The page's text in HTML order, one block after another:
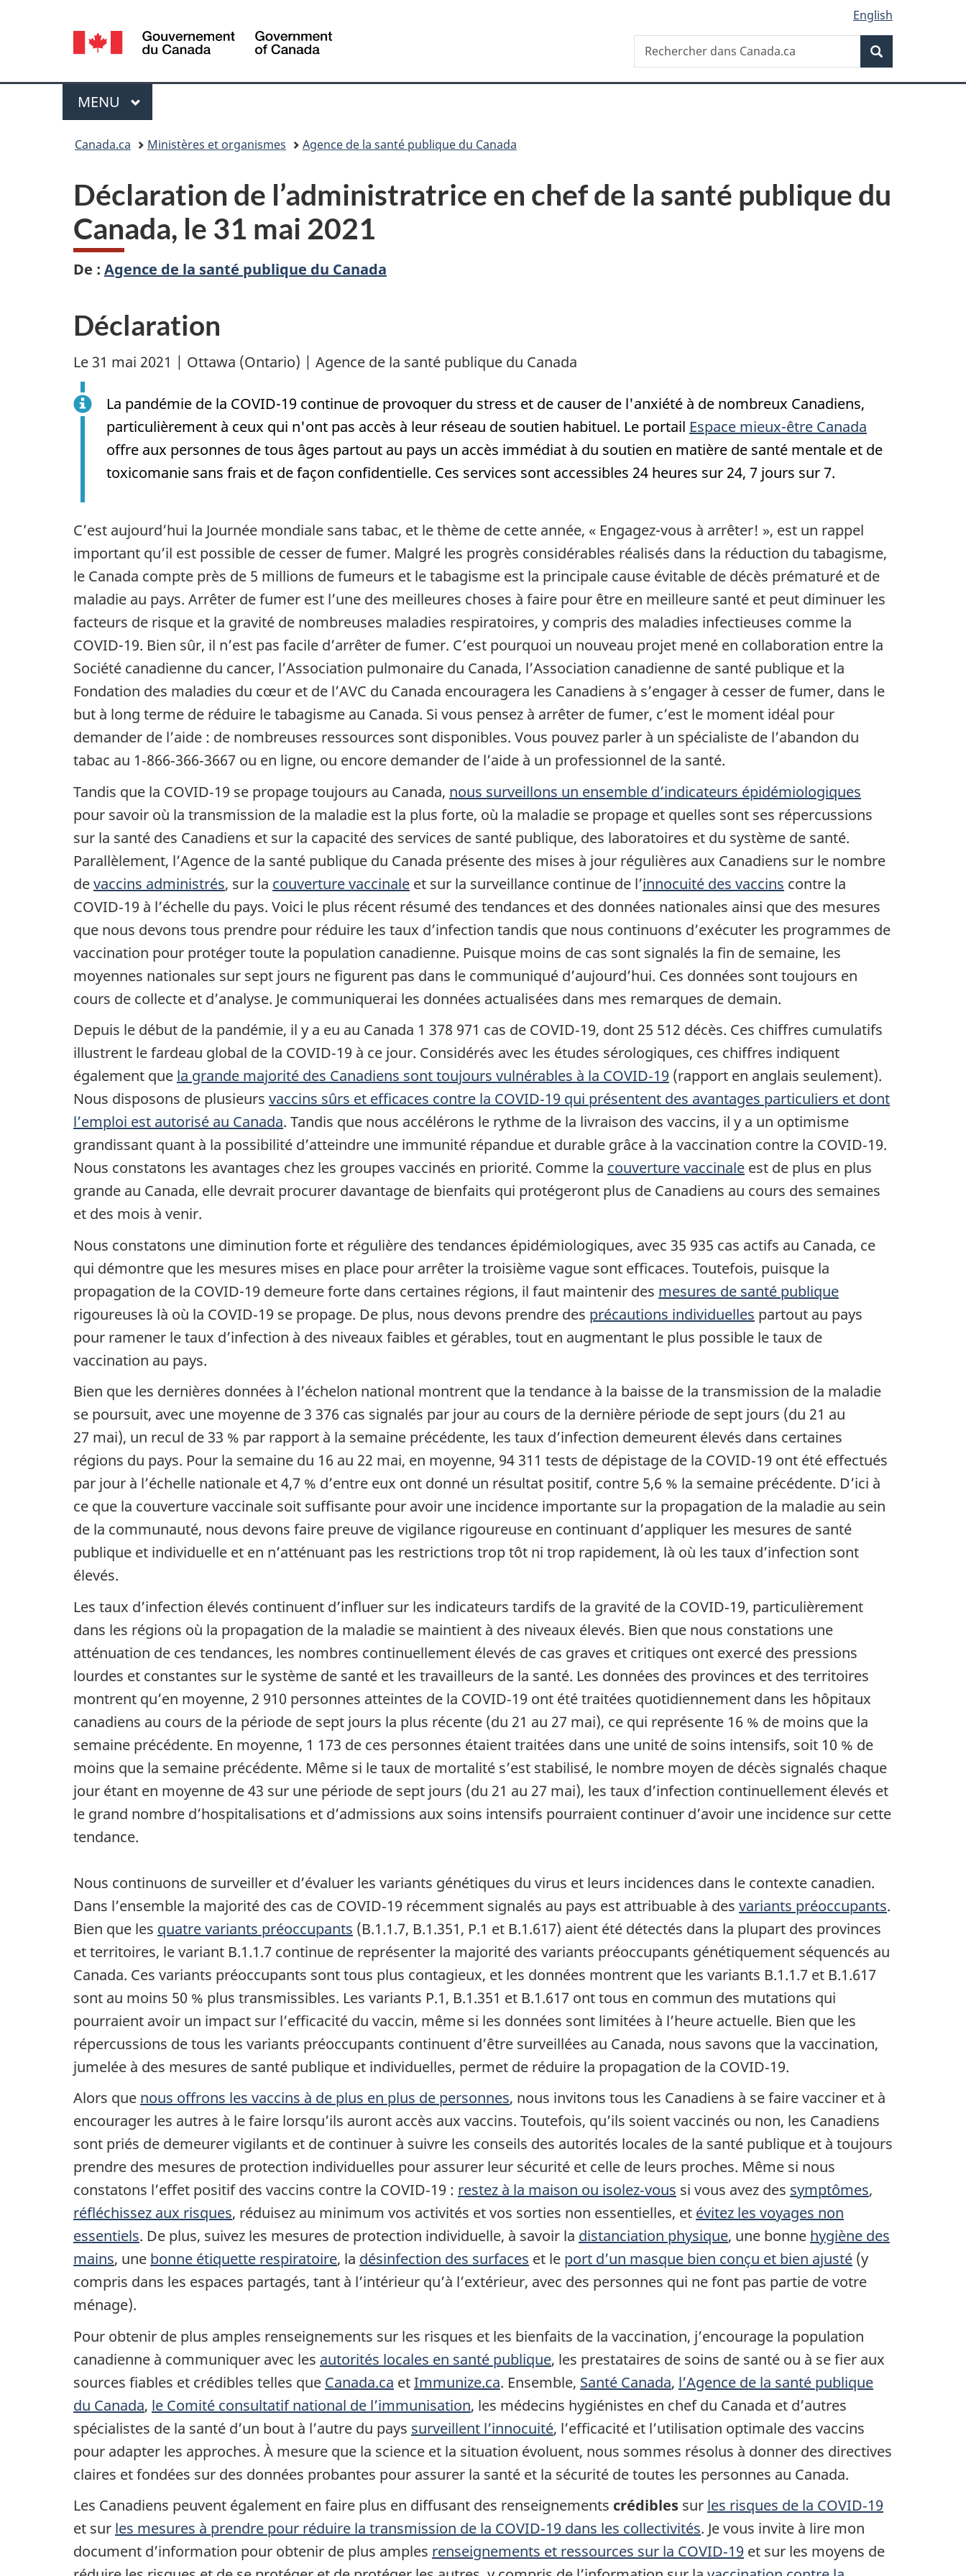
sujet
HTML
Sélection
de
la
langue
English
Canada
Recherche
Rechercher
dans
Menu
MENU PRINCIPAL
Canada.ca Ministères et organismes Agence de la santé publique du Canada
Déclaration de l’administratrice en chef de la santé publique du
Canada, le 31 mai 2021
De : Agence de la santé publique du Canada
Déclaration
Le 31 mai 2021 | Ottawa (Ontario) | Agence de la santé publique du Canada
La pandémie de la COVID-19 continue de provoquer du stress et de causer de l'anxiété à de nombreux Canadiens,
particulièrement à ceux qui n'ont pas accès à leur réseau de soutien habituel. Le portail Espace mieux-être Canada
offre aux personnes de tous âges partout au pays un accès immédiat à du soutien en matière de santé mentale et de
toxicomanie sans frais et de façon confidentielle. Ces services sont accessibles 24 heures sur 24, 7 jours sur 7.
C’est aujourd’hui la Journée mondiale sans tabac, et le thème de cette année, « Engagez-vous à arrêter! », est un rappel
important qu’il est possible de cesser de fumer. Malgré les progrès considérables réalisés dans la réduction du tabagisme,
le Canada compte près de 5 millions de fumeurs et le tabagisme est la principale cause évitable de décès prématuré et de
maladie au pays. Arrêter de fumer est l’une des meilleures choses à faire pour être en meilleure santé et peut diminuer les
facteurs de risque et la gravité de nombreuses maladies respiratoires, y compris des maladies infectieuses comme la
COVID-19. Bien sûr, il n’est pas facile d’arrêter de fumer. C’est pourquoi un nouveau projet mené en collaboration entre la
Société canadienne du cancer, l’Association pulmonaire du Canada, l’Association canadienne de santé publique et la
Fondation des maladies du cœur et de l’AVC du Canada encouragera les Canadiens à s’engager à cesser de fumer, dans le
but à long terme de réduire le tabagisme au Canada. Si vous pensez à arrêter de fumer, c’est le moment idéal pour
demander de l’aide : de nombreuses ressources sont disponibles. Vous pouvez parler à un spécialiste de l’abandon du
tabac au 1‑866‑366‑3667 ou en ligne, ou encore demander de l’aide à un professionnel de la santé.
Tandis que la COVID‑19 se propage toujours au Canada, nous surveillons un ensemble d’indicateurs épidémiologiques
pour savoir où la transmission de la maladie est la plus forte, où la maladie se propage et quelles sont ses répercussions
sur la santé des Canadiens et sur la capacité des services de santé publique, des laboratoires et du système de santé.
Parallèlement, l’Agence de la santé publique du Canada présente des mises à jour régulières aux Canadiens sur le nombre
devaccins administrés, sur la couverture vaccinale et sur la surveillance continue de l’innocuité des vaccins contre la
COVID‑19 à l’échelle du pays. Voici le plus récent résumé des tendances et des données nationales ainsi que des mesures
que nous devons tous prendre pour réduire les taux d’infection tandis que nous continuons d’exécuter les programmes de
vaccination pour protéger toute la population canadienne. Puisque moins de cas sont signalés la fin de semaine, les
moyennes nationales sur sept jours ne figurent pas dans le communiqué d’aujourd’hui. Ces données sont toujours en
cours de collecte et d’analyse. Je communiquerai les données actualisées dans mes remarques de demain.
Depuis le début de la pandémie, il y a eu au Canada 1 378 971 cas de COVID‑19, dont 25 512 décès. Ces chiffres cumulatifs
illustrent le fardeau global de la COVID‑19 à ce jour. Considérés avec les études sérologiques, ces chiffres indiquent
également que la grande majorité des Canadiens sont toujours vulnérables à la COVID‑19 (rapport en anglais seulement).
Nous disposons de plusieurs vaccins sûrs et efficaces contre la COVID‑19 qui présentent des avantages particuliers et dont
l’emploi est autorisé au Canada. Tandis que nous accélérons le rythme de la livraison des vaccins, il y a un optimisme
grandissant quant à la possibilité d’atteindre une immunité répandue et durable grâce à la vaccination contre la COVID‑19.
Nous constatons les avantages chez les groupes vaccinés en priorité. Comme la couverture vaccinale est de plus en plus
grande au Canada, elle devrait procurer davantage de bienfaits qui protégeront plus de Canadiens au cours des semaines
et des mois à venir.
Nous constatons une diminution forte et régulière des tendances épidémiologiques, avec 35 935 cas actifs au Canada, ce
qui démontre que les mesures mises en place pour arrêter la troisième vague sont efficaces. Toutefois, puisque la
propagation de la COVID-19 demeure forte dans certaines régions, il faut maintenir des mesures de santé publique
rigoureuses là où la COVID‑19 se propage. De plus, nous devons prendre des précautions individuelles partout au pays
pour ramener le taux d’infection à des niveaux faibles et gérables, tout en augmentant le plus possible le taux de
vaccination au pays.
Bien que les dernières données à l’échelon national montrent que la tendance à la baisse de la transmission de la maladie
se poursuit, avec une moyenne de 3 376 cas signalés par jour au cours de la dernière période de sept jours (du 21 au
27 mai), un recul de 33 % par rapport à la semaine précédente, les taux d’infection demeurent élevés dans certaines
régions du pays. Pour la semaine du 16 au 22 mai, en moyenne, 94 311 tests de dépistage de la COVID‑19 ont été effectués
par jour à l’échelle nationale et 4,7 % d’entre eux ont donné un résultat positif, contre 5,6 % la semaine précédente. D’ici à
ce que la couverture vaccinale soit suffisante pour avoir une incidence importante sur la propagation de la maladie au sein
de la communauté, nous devons faire preuve de vigilance rigoureuse en continuant d’appliquer les mesures de santé
publique et individuelle et en n’atténuant pas les restrictions trop tôt ni trop rapidement, là où les taux d’infection sont
élevés.
Les taux d’infection élevés continuent d’influer sur les indicateurs tardifs de la gravité de la COVID‑19, particulièrement
dans les régions où la propagation de la maladie se maintient à des niveaux élevés. Bien que nous constations une
atténuation de ces tendances, les nombres continuellement élevés de cas graves et critiques ont exercé des pressions
lourdes et constantes sur le système de santé et les travailleurs de la santé. Les données des provinces et des territoires
montrent qu’en moyenne, 2 910 personnes atteintes de la COVID‑19 ont été traitées quotidiennement dans les hôpitaux
canadiens au cours de la période de sept jours la plus récente (du 21 au 27 mai), ce qui représente 16 % de moins que la
semaine précédente. En moyenne, 1 173 de ces personnes étaient traitées dans une unité de soins intensifs, soit 10 % de
moins que la semaine précédente. Même si le taux de mortalité s’est stabilisé, le nombre moyen de décès signalés chaque
jour étant en moyenne de 43 sur une période de sept jours (du 21 au 27 mai), les taux d’infection continuellement élevés et
le grand nombre d’hospitalisations et d’admissions aux soins intensifs pourraient continuer d’avoir une incidence sur cette
tendance.
Nous continuons de surveiller et d’évaluer les variants génétiques du virus et leurs incidences dans le contexte canadien.
Dans l’ensemble la majorité des cas de COVID‑19 récemment signalés au pays est attribuable à des variants préoccupants.
Bien que les quatre variants préoccupants (B.1.1.7, B.1.351, P.1 et B.1.617) aient été détectés dans la plupart des provinces
et territoires, le variant B.1.1.7 continue de représenter la majorité des variants préoccupants génétiquement séquencés au
Canada. Ces variants préoccupants sont tous plus contagieux, et les données montrent que les variants B.1.1.7 et B.1.617
sont au moins 50 % plus transmissibles. Les variants P.1, B.1.351 et B.1.617 ont tous en commun des mutations qui
pourraient avoir un impact sur l’efficacité du vaccin, même si les données sont limitées à l’heure actuelle. Bien que les
répercussions de tous les variants préoccupants continuent d’être surveillées au Canada, nous savons que la vaccination,
jumelée à des mesures de santé publique et individuelles, permet de réduire la propagation de la COVID‑19.
Alors que nous offrons les vaccins à de plus en plus de personnes, nous invitons tous les Canadiens à se faire vacciner et à
encourager les autres à le faire lorsqu’ils auront accès aux vaccins. Toutefois, qu’ils soient vaccinés ou non, les Canadiens
sont priés de demeurer vigilants et de continuer à suivre les conseils des autorités locales de la santé publique et à toujours
prendre des mesures de protection individuelles pour assurer leur sécurité et celle de leurs proches. Même si nous
constatons l’effet positif des vaccins contre la COVID‑19 : restez à la maison ou isolez‑vous si vous avez des symptômes,
réfléchissez aux risques, réduisez au minimum vos activités et vos sorties non essentielles, et évitez les voyages non
essentiels. De plus, suivez les mesures de protection individuelle, à savoir la distanciation physique, une bonne hygiène des
mains, une bonne étiquette respiratoire, la désinfection des surfaces et le port d’un masque bien conçu et bien ajusté (y
compris dans les espaces partagés, tant à l’intérieur qu’à l’extérieur, avec des personnes qui ne font pas partie de votre
ménage).
Pour obtenir de plus amples renseignements sur les risques et les bienfaits de la vaccination, j’encourage la population
canadienne à communiquer avec les autorités locales en santé publique, les prestataires de soins de santé ou à se fier aux
sources fiables et crédibles telles que Canada.ca etImmunize.ca. Ensemble, Santé Canada, l’Agence de la santé publique
du Canada, le Comité consultatif national de l’immunisation, les médecins hygiénistes en chef du Canada et d’autres
spécialistes de la santé d’un bout à l’autre du pays surveillent l’innocuité, l’efficacité et l’utilisation optimale des vaccins
pour adapter les approches. À mesure que la science et la situation évoluent, nous sommes résolus à donner des directives
claires et fondées sur des données probantes pour assurer la santé et la sécurité de toutes les personnes au Canada.
Les Canadiens peuvent également en faire plus en diffusant des renseignements crédibles sur les risques de la COVID‑19
et sur les mesures à prendre pour réduire la transmission de la COVID‑19 dans les collectivités. Je vous invite à lire mon
document d’information pour obtenir de plus amples renseignements et ressources sur la COVID‑19 et sur les moyens de